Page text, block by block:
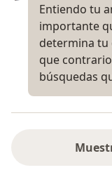
Entiendo tu
importante
determina tu
que
búsquedas